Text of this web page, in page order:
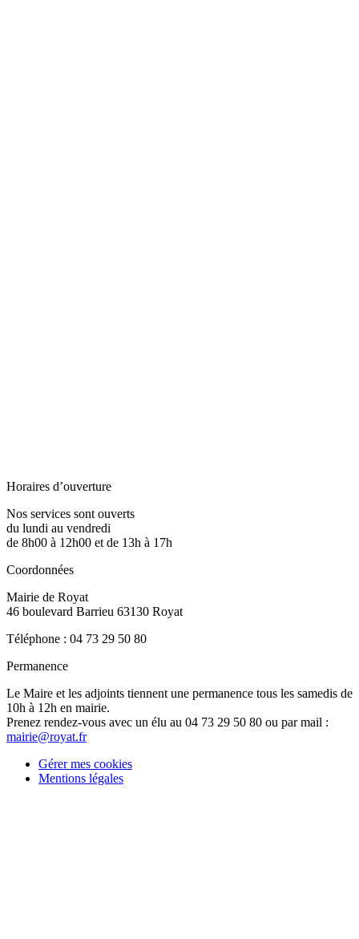
Horaires d’ouverture
Nos services sont ouverts
du lundi au vendredi
de 8h00 à 12h00 et de 13h à 17h
Coordonnées
Mairie de Royat
46 boulevard Barrieu 63130 Royat
Téléphone : 04 73 29 50 80
Permanence
Le Maire et les adjoints tiennent une permanence tous les samedis de
10h à 12h en mairie.
Prenez rendez-vous avec un élu au 04 73 29 50 80 ou par mail :
mairie@royat.fr
Gérer mes cookies
Mentions légales